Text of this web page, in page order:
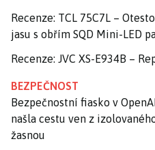
Recenze: TCL 75C7L –
jasu s obřím SQD Mini-LED
Recenze: JVC XS-E934B –
BEZPEČNOST
Bezpečnostní fiasko v
našla cestu ven z
žasnou